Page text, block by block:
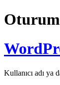
Kullanıcı adı ya